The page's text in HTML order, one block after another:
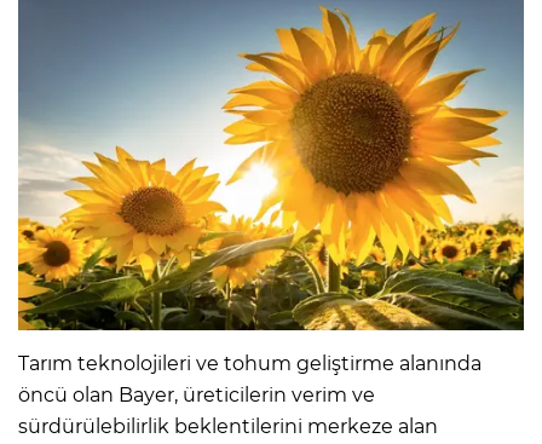
Tarım teknolojileri ve tohum geliştirme alanında
öncü olan Bayer, üreticilerin verim ve
sürdürülebilirlik beklentilerini merkeze alan